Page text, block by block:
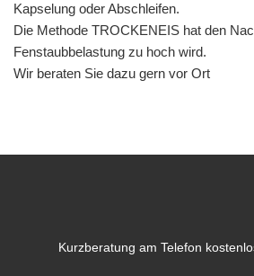
Kapselung oder Abschleifen.
Die Methode TROCKENEIS hat den
Fenstaubbelastung zu hoch wird.
Wir beraten Sie dazu gern vor Ort
Kurzberatung am Telefon